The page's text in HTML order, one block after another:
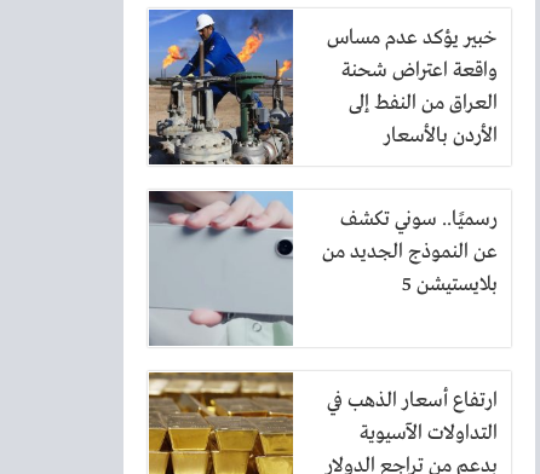
خبير يؤكد عدم مساس
واقعة اعتراض شحنة
العراق من النفط إلى
الأردن بالأسعار
رسميًا.. سوني تكشف
عن النموذج الجديد من
بلايستيشن 5
ارتفاع أسعار الذهب في
التداولات الآسيوية
بدعم من تراجع الدولار